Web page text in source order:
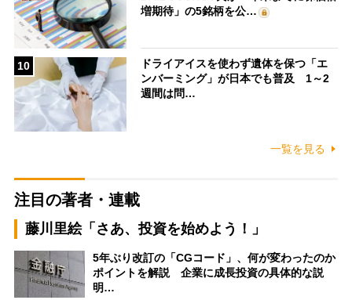
増期待」の5銘柄を公…
10
ドライアイスを使わず遺体を保つ「エ
ンバーミング」が日本でも普及 1～2
週間は問…
一覧を見る
注目の著者・連載
藤川里絵「さあ、投資を始めよう！」
5年ぶり改訂の「CGコード」、何が変わったのか
ポイントを解説 企業に成長投資の具体的な説
明…